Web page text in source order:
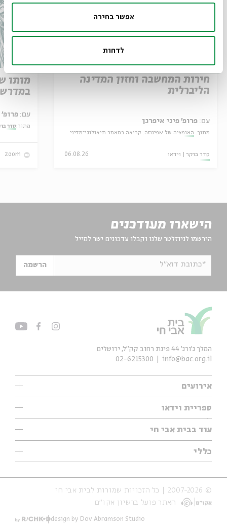
אפשר בחירה
לדחות
חירות המחשבה וחזון המדינה
הליברלית
עם: פרופ' פיני איפרגן
מתוך: האופציה של שפינוזה: קריאה במאמר תיאולוגי־מדיני
סדר בוקר וידאו 06.08.26
מותו
עם: פרופ' אביגדור שנאן
מתוך:סדר
zoom
הישארו מעודכנים
הירשמו לניוזלטר שלנו וקבלו עדכונים ישר למייל
*כתובת דוא"ל הרשמה
אירועים
עיון
אנגלית
נוער
סדרות
אירועי עבר
אירועים בירושלים
ספריית וידאו
ילדים
מוזיקה
עיון
מיוחדים
עוד בבית אבי חי
תערוכות
מיוחדים
כללי
אודות
הצהרת נגישות
תנאי שימוש והצהרת פרטיות
המלך ג'ורג' 44 פינת רחוב קק״ל, ירושלים
info@bac.org.il
02-6215300
© 2007-2026 | כל הזכויות שמורות לבית אבי חי
האתר פועל ברשיון אקו״ם
design by Dov Abramson Studio